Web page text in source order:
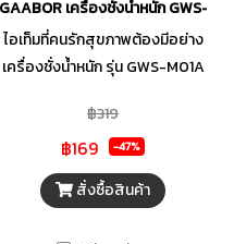
1600 วัตต์
GAABOR เครื่องชั่งน้ำหนัก GWS-
ไอเท็มที่คนรักสุขภาพต้องมีอย่าง
เครื่องชั่งน้ำหนัก รุ่น GWS-M01A
ขนาดใหญ่เหยียบได้เต็มเท้าไม่ต้อง
กลัวพลิกคว่ำ ทำจากแผงกระจก
นิรภัย มีความแข็งแรง รับน้ำหนัก
ได้สูงถึง 180 กก.
฿319
฿169 -47%
สั่งซื้อสินค้า